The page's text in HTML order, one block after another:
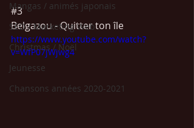
Mangas / animés japonais
SEO / Marketing Web
Christmas / Noël
Jeunesse
Chansons années 2020-2021
#3
Belgazou - Quitter ton île
https://www.youtube.com/watch?
v=WfP07jWjwg4